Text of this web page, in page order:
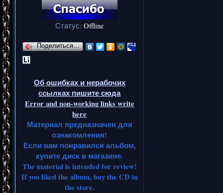
Статус: Offline
Поделиться…
Об ошибках и нерабочих
ссылках пишите сюда
Error and non-working links write
here
Материал предназначен для
ознакомления!
Если вам понравился альбом,
купите диск в магазине.
The material is intended for review!
If you liked the album, buy the CD in
the store.